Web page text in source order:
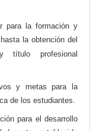
para la formación y
la obtención del
título profesional
y metas para la
de los estudiantes.
para el desarrollo